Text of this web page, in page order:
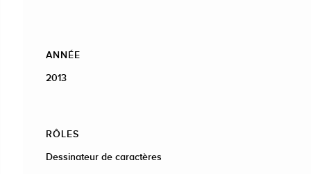
ANNÉE
2013
RÔLES
Dessinateur de caractères